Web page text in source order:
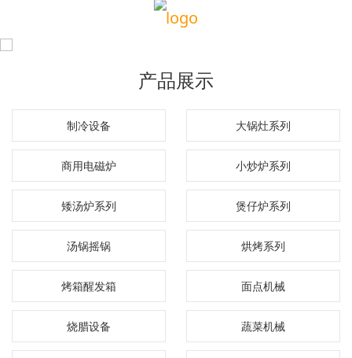
产品展示
制冷设备 大锅灶系列
商用电磁炉 小炒炉系列
矮汤炉系列 煲仔炉系列
汤锅摇锅 烘烤系列
烤箱醒发箱 面点机械
烧腊设备 蔬菜机械